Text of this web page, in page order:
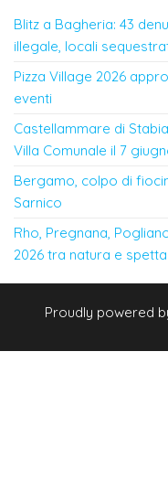
Blitz a Bagheria: 43
illegale, locali
Pizza Village 2026
eventi
Castellammare di
Villa Comunale il 7
Bergamo, colpo di
Sarnico
Rho, Pregnana,
2026 tra natura e
Proudly powered